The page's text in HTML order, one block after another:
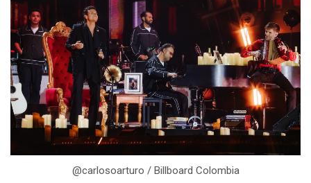
@carlosoarturo / Billboard Colombia